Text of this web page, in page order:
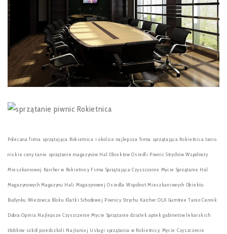
Polecana firma sprzątająca Rokietnica i okolice najlepsza firma sprzątająca Rokietnica tanio
niskie ceny tanie sprzątanie magazynów Hal Obiektów Osiedli Piwnic Strychów Wspólnoty
Mieszkaniowej Karcher w Rokietnicy Firma Sprzątająca Czyszczenie Mycie Sprzątanie Hal
Magazynowych Magazynu Hali Magazynowej Osiedla Wspólnot Mieszkaniowych Obiektu
Budynku Wieżowca Bloku Klatki Schodowej Piwnicy Strychu Karcher OLX Gumtree Tanio Cennik
Dobra Opinia Najlepsze Czyszczenie Mycie Sprzątanie działek aptek gabinetów lekarskich
żłobków szkół przedszkoli Najtaniej Usługi sprzątania w Rokietnicy. Mycie Czyszczenie